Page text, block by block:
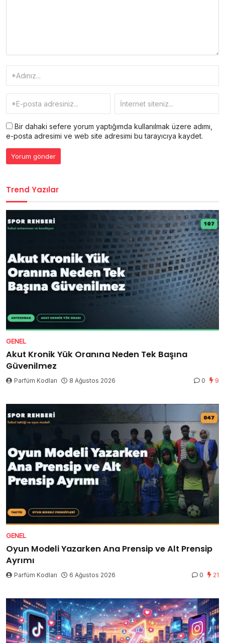
Bir dahaki sefere yorum yaptığımda kullanılmak üzere adımı,
e-posta adresimi ve web site adresimi bu tarayıcıya kaydet.
Trend Yazılar
GENEL
Akut Kronik Yük Oranına Neden Tek Başına
Güvenilmez
Parfüm Kodları 8 Ağustos 2026 0 9
GENEL
Oyun Modeli Yazarken Ana Prensip ve Alt Prensip
Ayrımı
Parfüm Kodları 6 Ağustos 2026 0 21